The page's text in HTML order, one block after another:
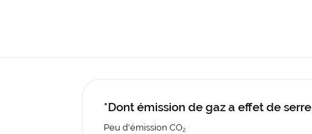
*Dont émission de gaz a effet de serre
Peu d'émission CO2